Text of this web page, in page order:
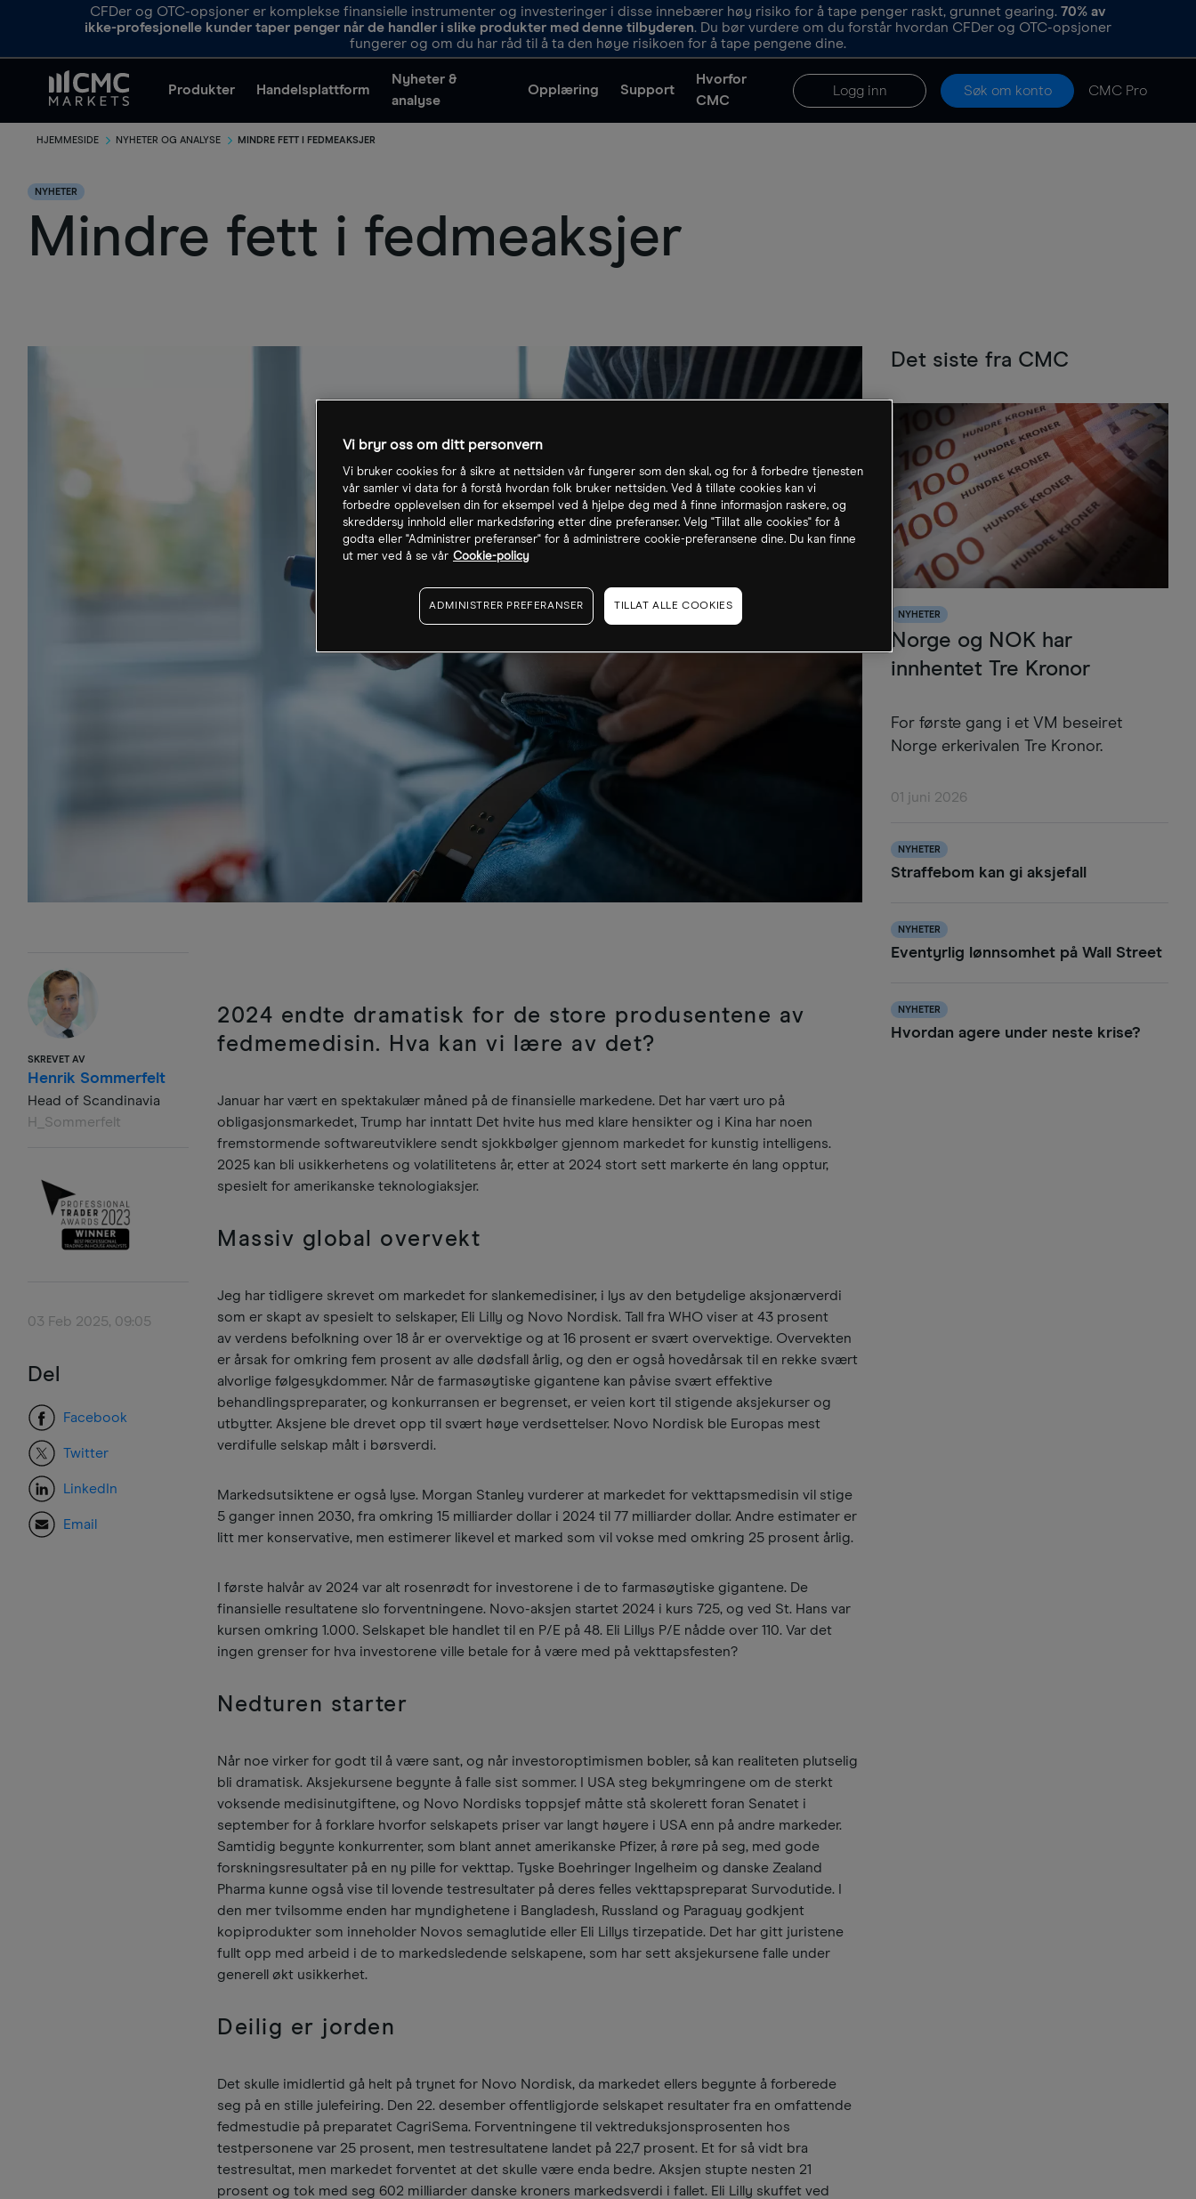
CFDer og OTC-opsjoner er komplekse finansielle instrumenter og investeringer i disse innebærer høy risiko for å tape penger raskt, grunnet gearing.70% av
ikke-profesjonelle kunder taper penger når de handler i slike produkter med denne tilbyderen. Du bør vurdere om du forstår hvordan CFDer og OTC-opsjoner
fungerer og om du har råd til å ta den høye risikoen for å tape pengene dine.
Produkter Handelsplattform
Nyheter &
analyse
Opplæring Support
Hvorfor
CMC
Logg inn Søk om konto CMC Pro
HJEMMESIDE NYHETER OG ANALYSE MINDRE FETT I FEDMEAKSJER
NYHETER
Mindre fett i fedmeaksjer
SKREVET AV
Henrik Sommerfelt
Head of Scandinavia
H_Sommerfelt
03 Feb 2025, 09:05
Del
Facebook
Twitter
LinkedIn
Email
2024 endte dramatisk for de store produsentene av
fedmemedisin. Hva kan vi lære av det?
Januar har vært en spektakulær måned på de finansielle markedene. Det har vært uro på
obligasjonsmarkedet, Trump har inntatt Det hvite hus med klare hensikter og i Kina har noen
fremstormende softwareutviklere sendt sjokkbølger gjennom markedet for kunstig intelligens.
2025 kan bli usikkerhetens og volatilitetens år, etter at 2024 stort sett markerte én lang opptur,
spesielt for amerikanske teknologiaksjer.
Massiv global overvekt
Jeg har tidligere skrevet om markedet for slankemedisiner, i lys av den betydelige aksjonærverdi
som er skapt av spesielt to selskaper, Eli Lilly og Novo Nordisk. Tall fra WHO viser at 43 prosent
av verdens befolkning over 18 år er overvektige og at 16 prosent er svært overvektige. Overvekten
er årsak for omkring fem prosent av alle dødsfall årlig, og den er også hovedårsak til en rekke svært
alvorlige følgesykdommer. Når de farmasøytiske gigantene kan påvise svært effektive
behandlingspreparater, og konkurransen er begrenset, er veien kort til stigende aksjekurser og
utbytter. Aksjene ble drevet opp til svært høye verdsettelser. Novo Nordisk ble Europas mest
verdifulle selskap målt i børsverdi.
Markedsutsiktene er også lyse. Morgan Stanley vurderer at markedet for vekttapsmedisin vil stige
5 ganger innen 2030, fra omkring 15 milliarder dollar i 2024 til 77 milliarder dollar. Andre estimater er
litt mer konservative, men estimerer likevel et marked som vil vokse med omkring 25 prosent årlig.
I første halvår av 2024 var alt rosenrødt for investorene i de to farmasøytiske gigantene. De
finansielle resultatene slo forventningene. Novo-aksjen startet 2024 i kurs 725, og ved St. Hans var
kursen omkring 1.000. Selskapet ble handlet til en P/E på 48. Eli Lillys P/E nådde over 110. Var det
ingen grenser for hva investorene ville betale for å være med på vekttapsfesten?
Nedturen starter
Når noe virker for godt til å være sant, og når investoroptimismen bobler, så kan realiteten plutselig
bli dramatisk. Aksjekursene begynte å falle sist sommer. I USA steg bekymringene om de sterkt
voksende medisinutgiftene, og Novo Nordisks toppsjef måtte stå skolerett foran Senatet i
september for å forklare hvorfor selskapets priser var langt høyere i USA enn på andre markeder.
Samtidig begynte konkurrenter, som blant annet amerikanske Pfizer, å røre på seg, med gode
forskningsresultater på en ny pille for vekttap. Tyske Boehringer Ingelheim og danske Zealand
Pharma kunne også vise til lovende testresultater på deres felles vekttapspreparat Survodutide. I
den mer tvilsomme enden har myndighetene i Bangladesh, Russland og Paraguay godkjent
kopiprodukter som inneholder Novos semaglutide eller Eli Lillys tirzepatide. Det har gitt juristene
fullt opp med arbeid i de to markedsledende selskapene, som har sett aksjekursene falle under
generell økt usikkerhet.
Deilig er jorden
Det skulle imidlertid gå helt på trynet for Novo Nordisk, da markedet ellers begynte å forberede
seg på en stille julefeiring. Den 22. desember offentligjorde selskapet resultater fra en omfattende
fedmestudie på preparatet CagriSema. Forventningene til vektreduksjonsprosenten hos
testpersonene var 25 prosent, men testresultatene landet på 22,7 prosent. Et for så vidt bra
testresultat, men markedet forventet at det skulle være enda bedre. Aksjen stupte nesten 21
prosent og tok med seg 602 milliarder danske kroners markedsverdi i fallet. Eli Lilly skuffet ved
Det siste fra CMC
NYHETER
Norge og NOK har
innhentet Tre Kronor
For første gang i et VM beseiret
Norge erkerivalen Tre Kronor.
01 juni 2026
NYHETER
Straffebom kan gi aksjefall
NYHETER
Eventyrlig lønnsomhet på Wall Street
NYHETER
Hvordan agere under neste krise?
Vi bryr oss om ditt personvern
Vi bruker cookies for å sikre at nettsiden vår fungerer som den skal, og for å forbedre tjenesten
vår samler vi data for å forstå hvordan folk bruker nettsiden. Ved å tillate cookies kan vi
forbedre opplevelsen din for eksempel ved å hjelpe deg med å finne informasjon raskere, og
skreddersy innhold eller markedsføring etter dine preferanser. Velg "Tillat alle cookies" for å
godta eller "Administrer preferanser" for å administrere cookie-preferansene dine. Du kan finne
ut mer ved å se vår Cookie-policy
ADMINISTRER PREFERANSER TILLAT ALLE COOKIES